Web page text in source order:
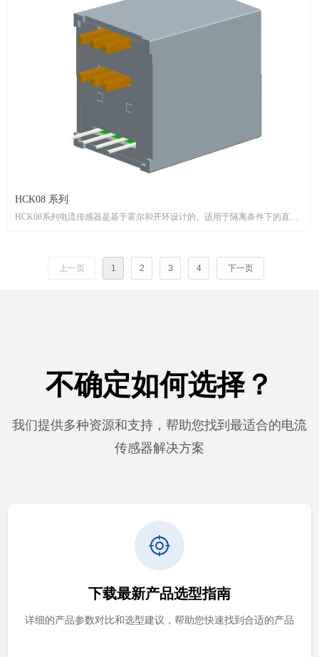
不确定如何选择？
我们提供多种资源和支持，帮助您找到最适合的电流
传感器解决方案
下载最新产品选型指南
详细的产品参数对比和选型建议，帮助您快速找到合适的产品
HCK08 系列
HCK08系列电流传感器是基于霍尔和开环设计的。适用于隔离条件下的直
上一页 1 2 3 4 下一页